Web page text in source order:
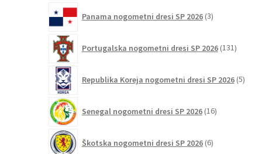
Panama nogometni dresi SP 2026 3izdelki
Portugalska nogometni dresi SP 2026 131
Republika Koreja nogometni dresi SP 2026 5
Senegal nogometni dresi SP 2026 16izdelkov
Škotska nogometni dresi SP 2026 6izdelkov